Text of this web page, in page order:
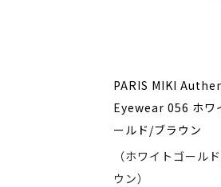
PARIS MIKI
Eyewear 056 ホワ
ールド/ブラウン
（ホワイトゴール
ウン）